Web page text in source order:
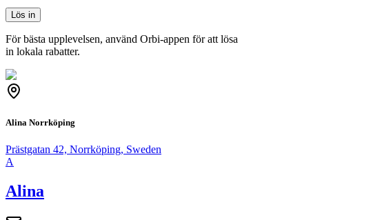
Lös in
För bästa upplevelsen, använd Orbi-appen för att lösa
in lokala rabatter.
Alina Norrköping
Prästgatan 42, Norrköping, Sweden
A
Alina